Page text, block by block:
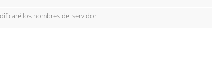
los nombres del servidor